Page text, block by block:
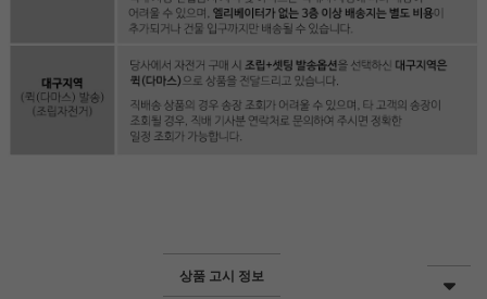
상품 고시 정보